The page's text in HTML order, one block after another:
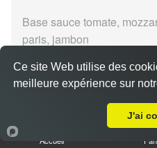
Base sauce tomate,
paris, jambon
Pizza 4 fromages senior
11.00 €
Accueil
Ce site Web utilise des
meilleure expérience sur
J'ai